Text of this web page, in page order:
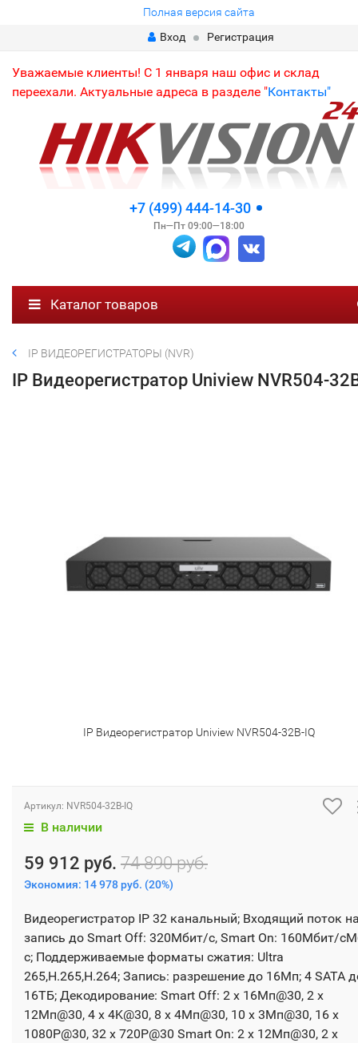
Полная версия сайта
Вход
Регистрация
Уважаемые клиенты! С 1 января наш офис и склад
переехали. Актуальные адреса в разделе "Контакты"
+7 (499) 444-14-30
Пн—Пт 09:00—18:00
Каталог товаров
IP ВИДЕОРЕГИСТРАТОРЫ (NVR)
IP Видеорегистратор Uniview NVR504-
IP Видеорегистратор Uniview NVR504-32B-IQ
Артикул: NVR504-32B-IQ
В наличии
59 912 руб. 74 890 руб.
Экономия: 14 978 руб. (20%)
Видеорегистратор IP 32 канальный; Входящий поток
запись до Smart Off: 320Мбит/с, Smart On: 160Мбит/
с; Поддерживаемые форматы сжатия: Ultra
265,H.265,H.264; Запись: разрешение до 16Мп; 4 SATA
16ТБ; Декодирование: Smart Off: 2 x 16Мп@30, 2 x
12Мп@30, 4 x 4K@30, 8 x 4Мп@30, 10 x 3Мп@30, 16 x
1080P@30, 32 x 720P@30 Smart On: 2 x 12Мп@30, 2 x